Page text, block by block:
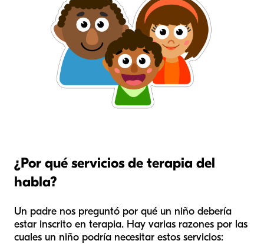
¿Por qué servicios de terapia del
habla?
Un padre nos preguntó por qué un niño debería
estar inscrito en terapia. Hay varias razones por las
cuales un niño podría necesitar estos servicios: